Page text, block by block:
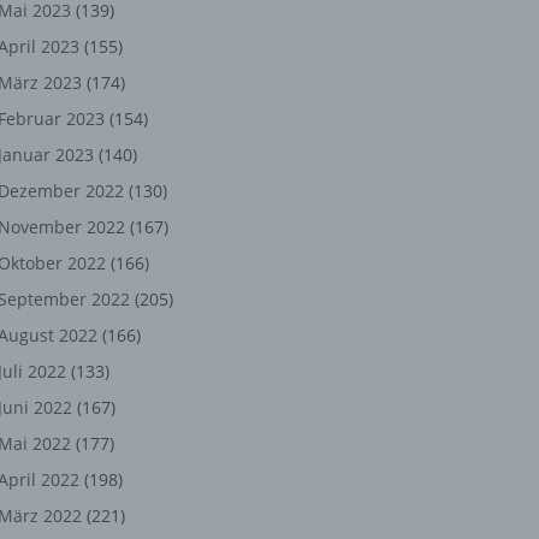
Mai 2023 (139)
2023 (155)
März 2023 (174)
Februar 2023 (154)
Januar 2023 (140)
Dezember 2022 (130)
November 2022 (167)
Oktober 2022 (166)
September 2022 (205)
2022 (166)
Juli 2022 (133)
Juni 2022 (167)
Mai 2022 (177)
2022 (198)
März 2022 (221)
oder